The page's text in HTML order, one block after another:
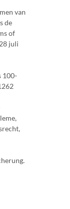
van
de
of
juli
100-